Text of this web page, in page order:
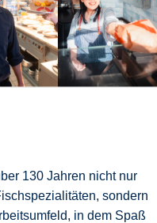
130 Jahren nicht nur
sondern
in dem Spaß